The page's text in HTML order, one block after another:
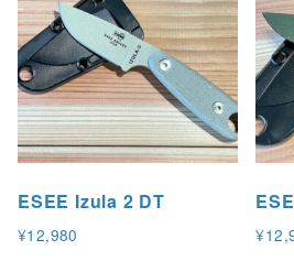
ESEE Izula 2 DT
¥12,980 ¥